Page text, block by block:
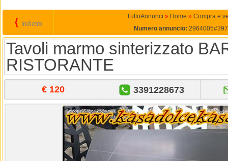
⟨ Indietro
TuttoAnnunci » Home » Compra e
Numero annuncio:
Tavoli marmo sinterizzato
RISTORANTE
€ 120 3391228673